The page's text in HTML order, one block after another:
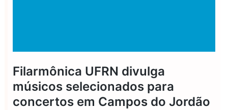
Filarmônica UFRN divulga
músicos selecionados para
concertos em Campos do Jordão